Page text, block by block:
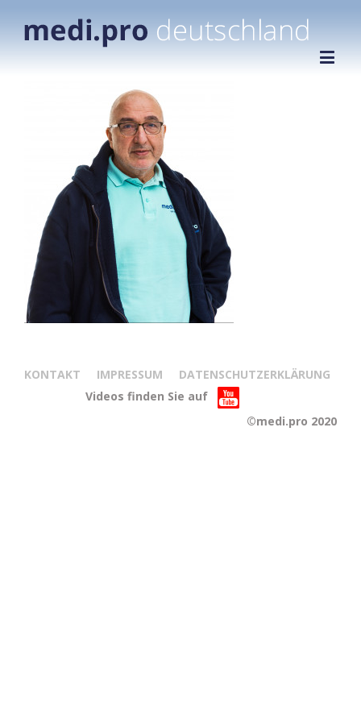
KONTAKT IMPRESSUM
DATENSCHUTZERKLÄRUNG
Videos finden Sie auf
©medi.pro 2020